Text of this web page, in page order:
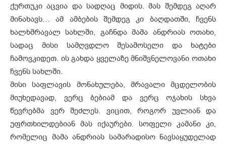
ქურთუკი აცვია და სადღაც მიდის. მას შემდეგ აღარ
მინახავს… ამ ამბების შემდეგ კი ბაღდათში, ჩვენს
ხალხმრავალ სახლში, გაჩნდა მამა ანდრიას ოთახი,
სადაც მისი სამღვდლო შესამოსელი და ხატები
ჩამოვკიდეთ. ის გახდა ყველაზე მნიშვნელოვანი ოთახი
ჩვენს სახლში.
მისი საფლავის მონახულება, მრავალი მცდელობის
მიუხედავად, ვერც ბებიამ და ვერც ოჯახის სხვა
წევრებმა ვერ შეძლეს. ვიცით, როგორ უვლიან და
უფრთხილდებიან მას იქაურები. სოფელი კამანი კი,
რომელიც მამა ანდრიას სამარადისო ნავსაყუდელად